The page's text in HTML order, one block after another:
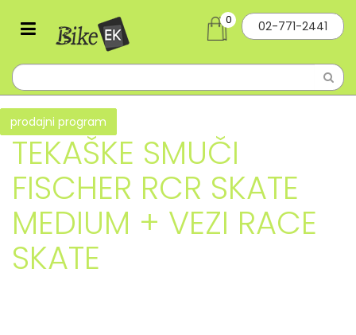
02-771-2441
0
prodajni program
TEKAŠKE SMUČI
FISCHER RCR SKATE
MEDIUM + VEZI RACE
SKATE